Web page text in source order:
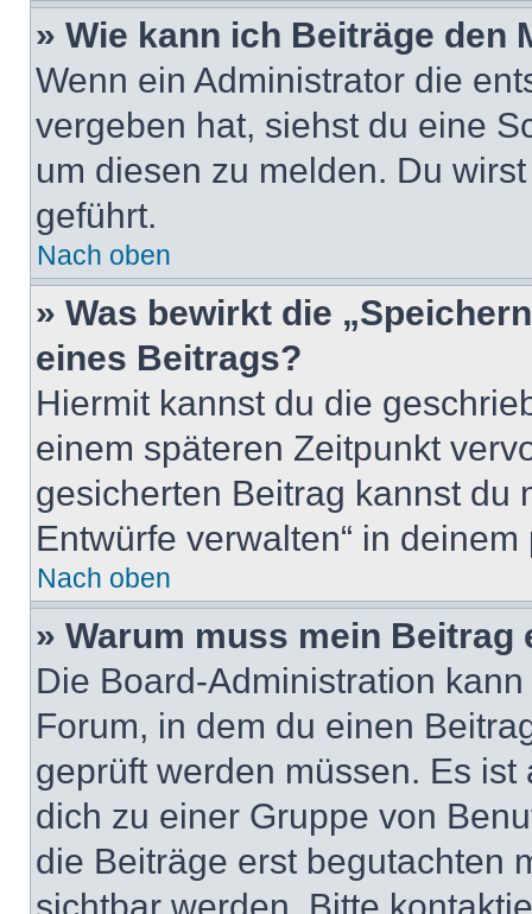
» Wie kann ich Beiträge den
Wenn ein Administrator die
vergeben hat, siehst du eine
um diesen zu melden. Du
geführt.
Nach oben
» Was bewirkt die
eines Beitrags?
Hiermit kannst du die
einem späteren Zeitpunkt
gesicherten Beitrag kannst du
Entwürfe verwalten“ in
Nach oben
» Warum muss mein
Die Board-Administration
Forum, in dem du einen
geprüft werden müssen. Es
dich zu einer Gruppe von
die Beiträge erst begutachten